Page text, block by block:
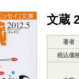
文蔵
著者
税込価